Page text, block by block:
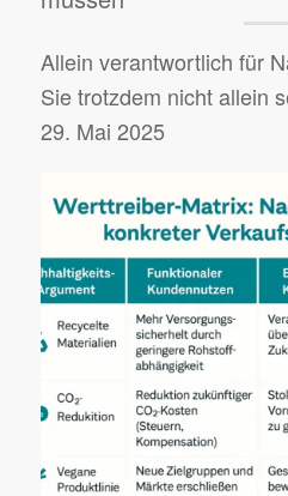
Allein verantwortlich für
Sie trotzdem nicht allein
29. Mai 2025